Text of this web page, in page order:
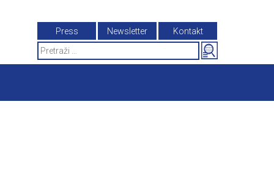
Press Newsletter
Kontakt
Search
for: